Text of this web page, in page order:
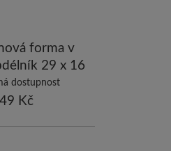
forma v
29 x 16
cm
dostupnost
49 Kč